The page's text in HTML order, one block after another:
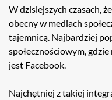
W dzisiejszych czasach,
obecny w mediach
tajemnicą. Najbardziej
społecznościowym,
jest Facebook.
Najchętniej z takiej